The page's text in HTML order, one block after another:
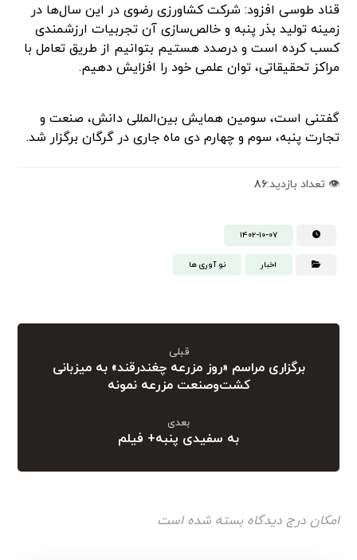
قناد طوسی افزود: شرکت کشاورزی رضوی در این سال‌ها در
زمینه تولید بذر پنبه و خالص‌سازی آن تجربیات ارزشمندی
کسب کرده است و درصدد هستیم بتوانیم از طریق تعامل با
مراکز تحقیقاتی، توان علمی خود را افزایش دهیم.
گفتنی است، سومین همایش بین‌المللی دانش، صنعت و
تجارت پنبه، سوم و چهارم دی ماه جاری در گرگان برگزار شد.
👁️ تعداد بازدید:۸۶
۱۴۰۲-۱۰-۰۷
اخبار نو آوری ها
قبلی
برگزاری مراسم «روز مزرعه چغندرقند» به میزبانی
کشت‌وصنعت مزرعه نمونه
بعدی
به سفیدی پنبه+ فیلم
امکان درج دیدگاه بسته شده است